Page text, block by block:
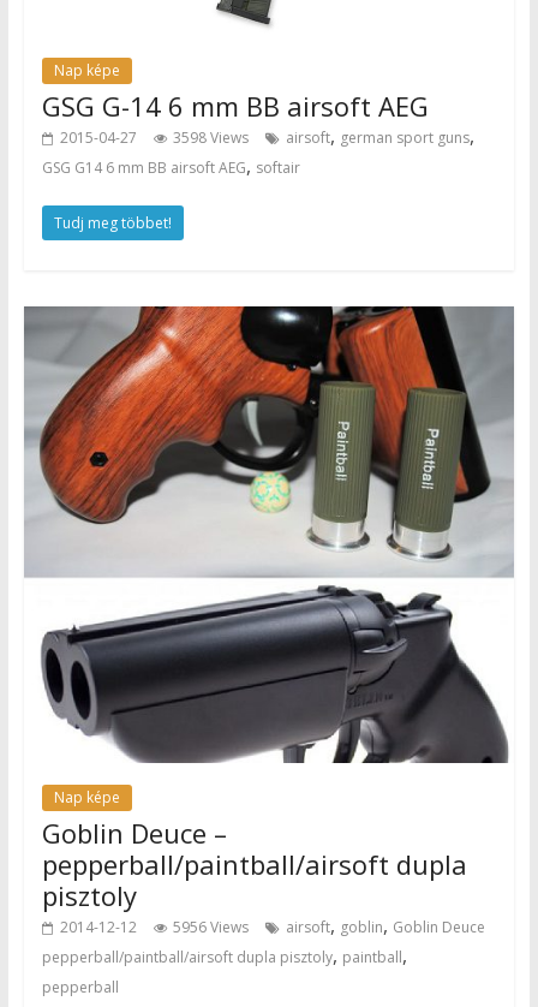
Nap képe
GSG G-14 6 mm BB airsoft AEG
2015-04-27 3598 Views airsoft, german sport guns,
GSG G14 6 mm BB airsoft AEG, softair
Tudj meg többet!
Nap képe
Goblin Deuce –
pepperball/paintball/airsoft dupla
pisztoly
2014-12-12 5956 Views airsoft, goblin, Goblin Deuce
pepperball/paintball/airsoft dupla pisztoly, paintball,
pepperball